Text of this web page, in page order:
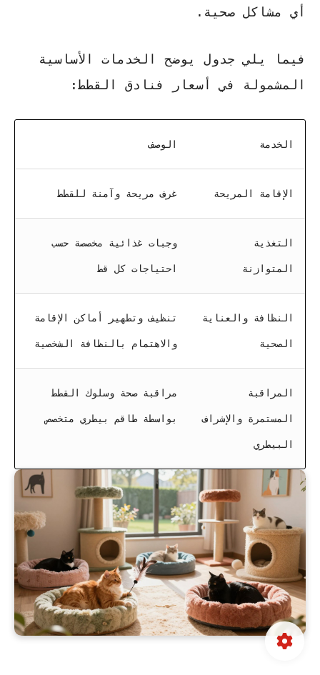
أي مشاكل صحية.
فيما يلي جدول يوضح الخدمات الأساسية
المشمولة في أسعار فنادق القطط:
الخدمة الوصف
الإقامة المريحة غرف مريحة وآمنة للقطط
التغذية
المتوازنة
وجبات غذائية مخصصة حسب
احتياجات كل قط
النظافة والعناية
الصحية
تنظيف وتطهير أماكن الإقامة
والاهتمام بالنظافة الشخصية
المراقبة
المستمرة والإشراف
البيطري
مراقبة صحة وسلوك القطط
بواسطة طاقم بيطري متخصص